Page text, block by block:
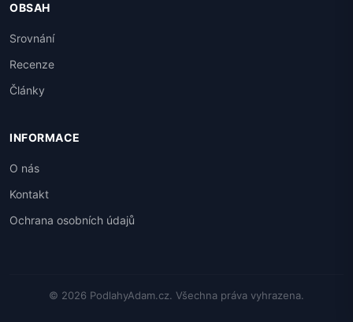
OBSAH
Srovnání
Recenze
Články
INFORMACE
O nás
Kontakt
Ochrana osobních údajů
© 2026 PodlahyAdam.cz. Všechna práva vyhrazena.